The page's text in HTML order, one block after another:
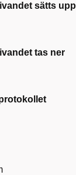
sätts upp
tas ner